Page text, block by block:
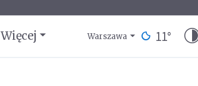
Więcej Warszawa 11°